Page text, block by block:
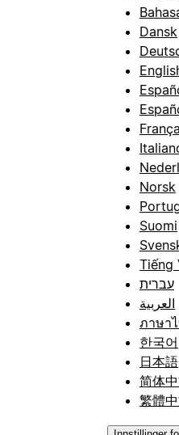
Dansk
Norsk
Suomi
Tiếng
עברית
العربية
ภาษา
한국어
日本語
简体
繁體